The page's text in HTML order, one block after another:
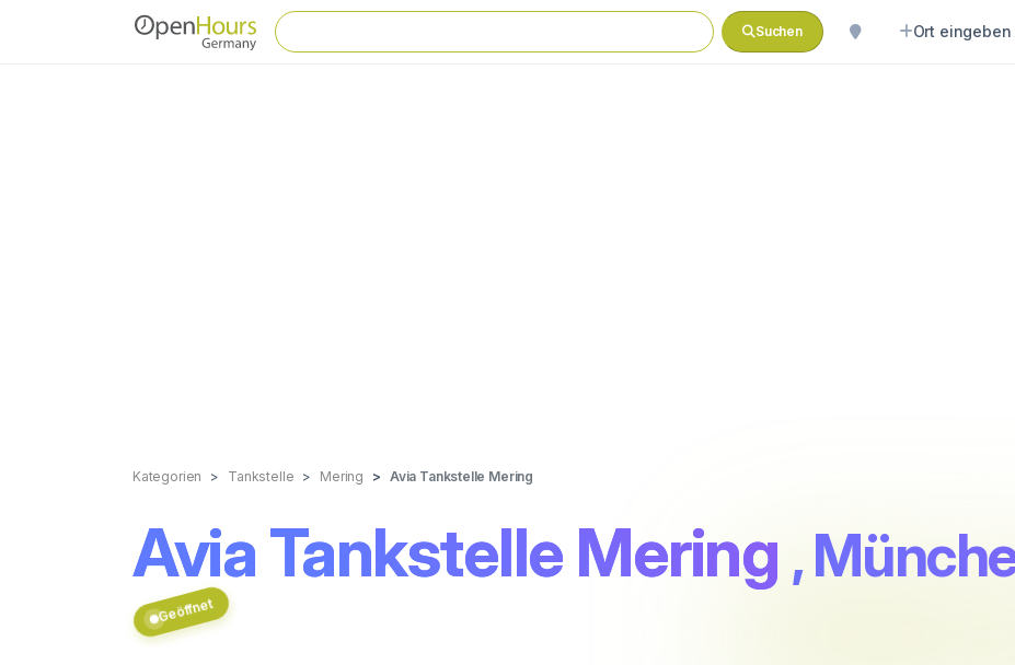
Suchen Ort eingeben
Kategorien Tankstelle Mering Avia Tankstelle Mering
Avia Tankstelle Mering ,
Geöffnet